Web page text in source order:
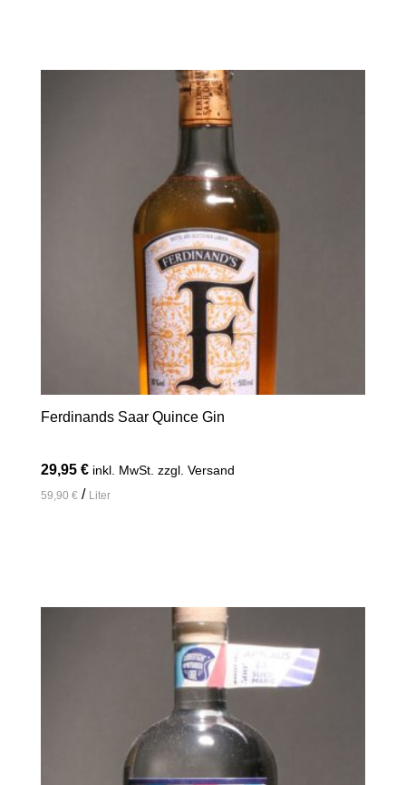
Ferdinands Saar Quince Gin
29,95 € inkl. MwSt. zzgl. Versand
59,90 €/ Liter